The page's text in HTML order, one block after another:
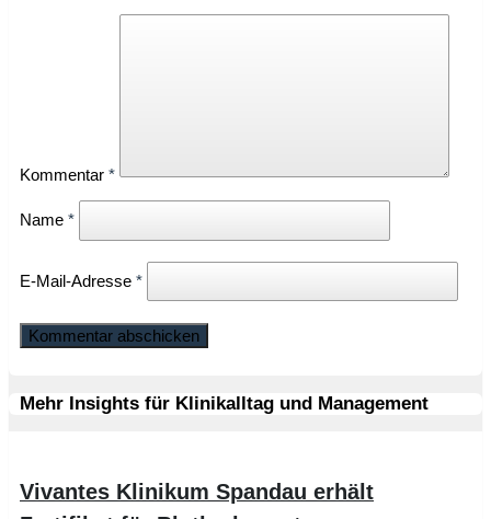
Kommentar *
Name *
E-Mail-Adresse *
Mehr Insights für Klinikalltag und Management
Vivantes Klinikum Spandau erhält